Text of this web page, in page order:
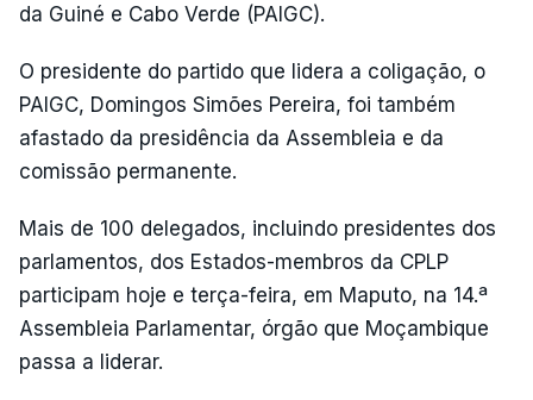
da Guiné e Cabo Verde (PAIGC).
O presidente do partido que lidera a coligação, o
PAIGC, Domingos Simões Pereira, foi também
afastado da presidência da Assembleia e da
comissão permanente.
Mais de 100 delegados, incluindo presidentes dos
parlamentos, dos Estados-membros da CPLP
participam hoje e terça-feira, em Maputo, na 14.ª
Assembleia Parlamentar, órgão que Moçambique
passa a liderar.